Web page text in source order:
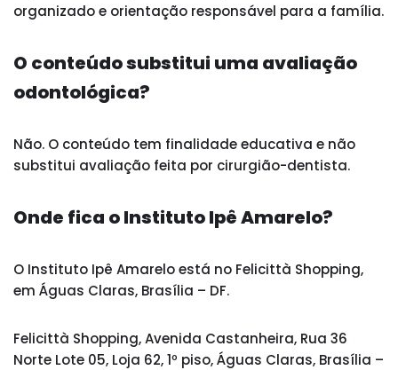
organizado e orientação responsável para a família.
O conteúdo substitui uma avaliação
odontológica?
Não. O conteúdo tem finalidade educativa e não
substitui avaliação feita por cirurgião-dentista.
Onde fica o Instituto Ipê Amarelo?
O Instituto Ipê Amarelo está no Felicittà Shopping,
em Águas Claras, Brasília – DF.
Felicittà Shopping, Avenida Castanheira, Rua 36
Norte Lote 05, Loja 62, 1º piso, Águas Claras, Brasília –